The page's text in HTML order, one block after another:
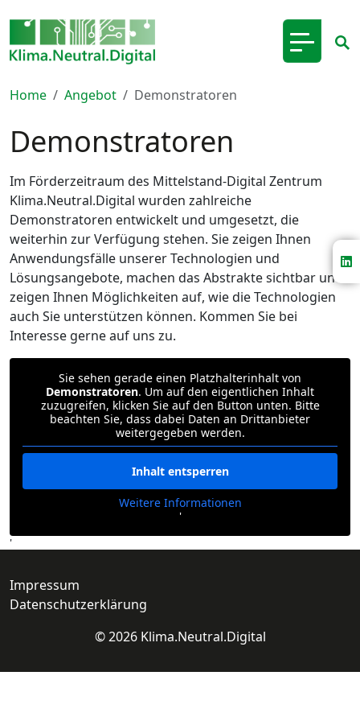
Home Angebot Demonstratoren
Demonstratoren
Im Förderzeitraum des Mittelstand-Digital Zentrum
Klima.Neutral.Digital wurden zahlreiche
Demonstratoren entwickelt und umgesetzt, die
weiterhin zur Verfügung stehen. Sie zeigen Ihnen
Anwendungsfälle unserer Technologien und
Lösungsangebote, machen das Abstrakte sichtbar und
zeigen Ihnen Möglichkeiten auf, wie die Technologien
auch Sie unterstützen können. Kommen Sie bei
Interesse gerne auf uns zu.
Sie sehen gerade einen Platzhalterinhalt von
Demonstratoren. Um auf den eigentlichen Inhalt
zuzugreifen, klicken Sie auf den Button unten. Bitte
beachten Sie, dass dabei Daten an Drittanbieter
weitergegeben werden.
Inhalt entsperren
Weitere Informationen
'
'
Impressum
Datenschutzerklärung
© 2026 Klima.Neutral.Digital